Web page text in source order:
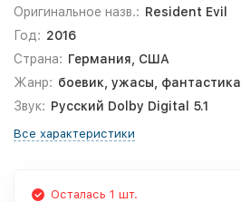
Оригинальное назв.: Resident Evil
Год: 2016
Страна: Германия, США
Жанр: боевик, ужасы, фантастика
Звук: Русский Dolby Digital 5.1
Все характеристики
Осталась 1 шт.